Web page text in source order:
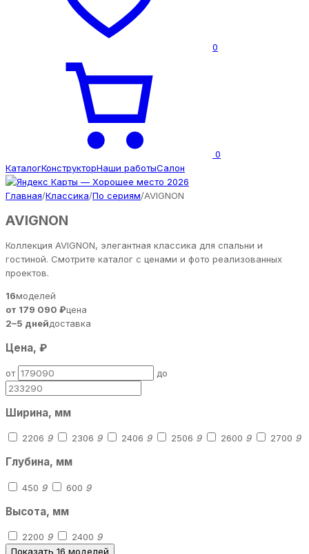
0
0
КаталогКонструкторНаши работыСалон
Главная/Классика/По сериям/AVIGNON
AVIGNON
Коллекция AVIGNON, элегантная классика для спальни и
гостиной. Смотрите каталог с ценами и фото реализованных
проектов.
16моделей
от 179 090 ₽цена
2–5 днейдоставка
Цена, ₽
от до
Ширина, мм
2206 9 2306 9 2406 9 2506 9 2600 9 2700 9
Глубина, мм
450 9 600 9
Высота, мм
2200 9 2400 9
Показать 16 моделей